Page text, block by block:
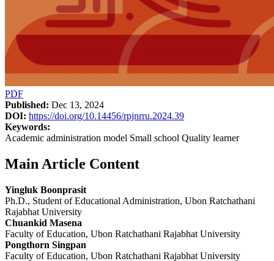
PDF
Published: Dec 13, 2024
DOI: https://doi.org/10.14456/rpjnrru.2024.39
Keywords:
Academic administration model Small school Quality learner
Main Article Content
Yingluk Boonprasit
Ph.D., Student of Educational Administration, Ubon Ratchathani
Rajabhat University
Chuankid Masena
Faculty of Education, Ubon Ratchathani Rajabhat University
Pongthorn Singpan
Faculty of Education, Ubon Ratchathani Rajabhat University